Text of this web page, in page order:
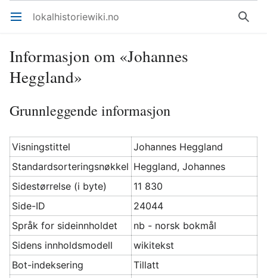
Åpne hovedmenyen lokalhistoriewiki.no Søk
Informasjon om «Johannes
Heggland»
Grunnleggende informasjon
Visningstittel
Johannes Heggland
Standardsorteringsnøkkel Heggland, Johannes
Sidestørrelse (i byte)
11 830
Side-ID
24044
Språk for sideinnholdet
nb - norsk bokmål
Sidens innholdsmodell
wikitekst
Bot-indeksering
Tillatt